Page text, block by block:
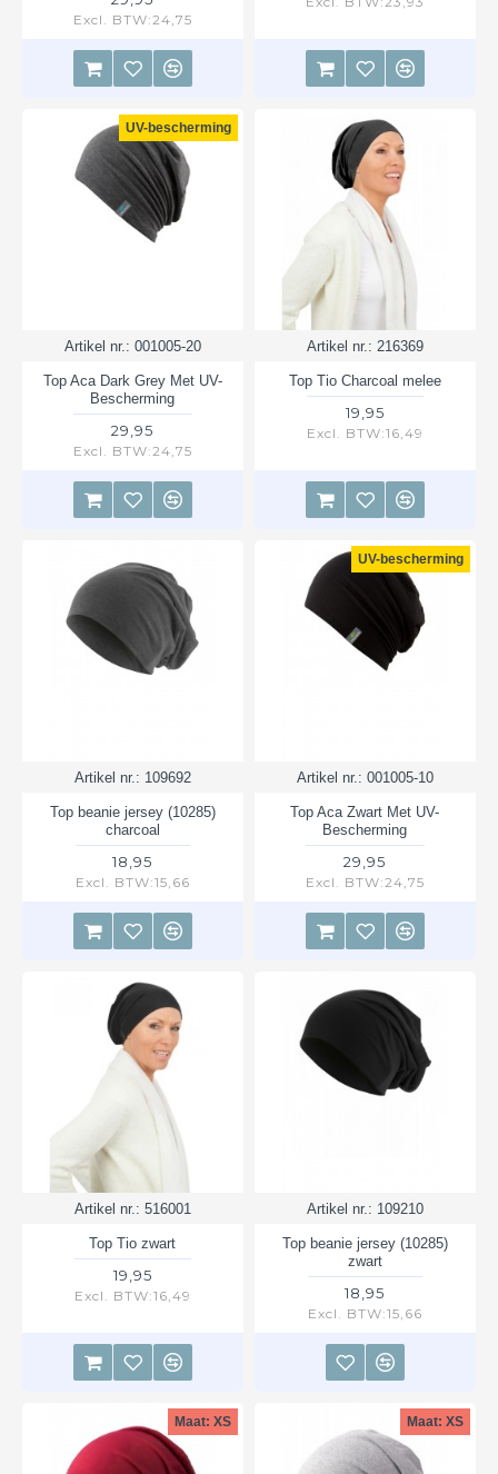
Excl. BTW:24,75
UV-bescherming
Artikel nr.: 001005-20
Top Aca Dark Grey Met UV-
Bescherming
29,95
Excl. BTW:24,75
Artikel nr.: 216369
Top Tio Charcoal melee
19,95
Excl. BTW:16,49
Artikel nr.: 109692
Top beanie jersey (10285)
charcoal
18,95
Excl. BTW:15,66
UV-bescherming
Artikel nr.: 001005-10
Top Aca Zwart Met UV-
Bescherming
29,95
Excl. BTW:24,75
Artikel nr.: 516001
Top Tio zwart
19,95
Excl. BTW:16,49
Artikel nr.: 109210
Top beanie jersey (10285)
zwart
18,95
Excl. BTW:15,66
Maat: XS Maat: XS